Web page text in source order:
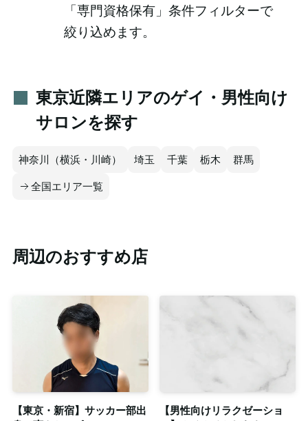
「専門資格保有」条件フィルターで
絞り込めます。
東京近隣エリアのゲイ・男性向け
サロンを探す
神奈川（横浜・川崎） 埼玉 千葉 栃木 群馬
全国エリア一覧
周辺のおすすめ店
【東京・新宿】サッカー部出
【男性向けリラクゼーショ